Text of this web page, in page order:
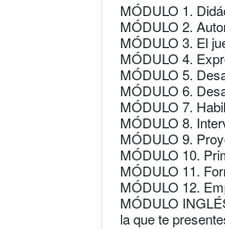
MÓDULO 1.
MÓDULO 2.
MÓDULO 3. El
MÓDULO 4.
MÓDULO 5.
MÓDULO 6.
MÓDULO 7.
MÓDULO 8.
MÓDULO 9.
MÓDULO 10.
MÓDULO 11.
MÓDULO 12.
MÓDULO
la que te